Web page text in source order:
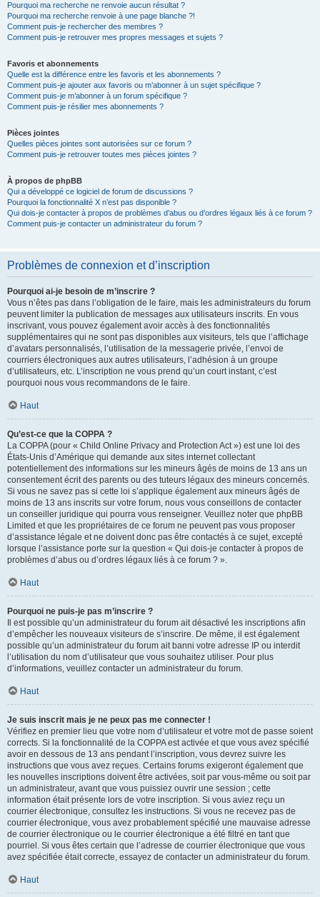
Pourquoi ma recherche ne renvoie aucun résultat ?
Pourquoi ma recherche renvoie à une page blanche ?!
Comment puis-je rechercher des membres ?
Comment puis-je retrouver mes propres messages et sujets ?
Favoris et abonnements
Quelle est la différence entre les favoris et les abonnements ?
Comment puis-je ajouter aux favoris ou m’abonner à un sujet spécifique ?
Comment puis-je m’abonner à un forum spécifique ?
Comment puis-je résilier mes abonnements ?
Pièces jointes
Quelles pièces jointes sont autorisées sur ce forum ?
Comment puis-je retrouver toutes mes pièces jointes ?
À propos de phpBB
Qui a développé ce logiciel de forum de discussions ?
Pourquoi la fonctionnalité X n’est pas disponible ?
Qui dois-je contacter à propos de problèmes d’abus ou d’ordres légaux liés à ce forum ?
Comment puis-je contacter un administrateur du forum ?
Problèmes de connexion et d’inscription
Pourquoi ai-je besoin de m’inscrire ?
Vous n’êtes pas dans l’obligation de le faire, mais les administrateurs du forum
peuvent limiter la publication de messages aux utilisateurs inscrits. En vous
inscrivant, vous pouvez également avoir accès à des fonctionnalités
supplémentaires qui ne sont pas disponibles aux visiteurs, tels que l’affichage
d’avatars personnalisés, l’utilisation de la messagerie privée, l’envoi de
courriers électroniques aux autres utilisateurs, l’adhésion à un groupe
d’utilisateurs, etc. L’inscription ne vous prend qu’un court instant, c’est
pourquoi nous vous recommandons de le faire.
Haut
Qu’est-ce que la COPPA ?
La COPPA (pour « Child Online Privacy and Protection Act ») est une loi des
États-Unis d’Amérique qui demande aux sites internet collectant
potentiellement des informations sur les mineurs âgés de moins de 13 ans un
consentement écrit des parents ou des tuteurs légaux des mineurs concernés.
Si vous ne savez pas si cette loi s’applique également aux mineurs âgés de
moins de 13 ans inscrits sur votre forum, nous vous conseillons de contacter
un conseiller juridique qui pourra vous renseigner. Veuillez noter que phpBB
Limited et que les propriétaires de ce forum ne peuvent pas vous proposer
d’assistance légale et ne doivent donc pas être contactés à ce sujet, excepté
lorsque l’assistance porte sur la question « Qui dois-je contacter à propos de
problèmes d’abus ou d’ordres légaux liés à ce forum ? ».
Haut
Pourquoi ne puis-je pas m’inscrire ?
Il est possible qu’un administrateur du forum ait désactivé les inscriptions afin
d’empêcher les nouveaux visiteurs de s’inscrire. De même, il est également
possible qu’un administrateur du forum ait banni votre adresse IP ou interdit
l’utilisation du nom d’utilisateur que vous souhaitez utiliser. Pour plus
d’informations, veuillez contacter un administrateur du forum.
Haut
Je suis inscrit mais je ne peux pas me connecter !
Vérifiez en premier lieu que votre nom d’utilisateur et votre mot de passe soient
corrects. Si la fonctionnalité de la COPPA est activée et que vous avez spécifié
avoir en dessous de 13 ans pendant l’inscription, vous devrez suivre les
instructions que vous avez reçues. Certains forums exigeront également que
les nouvelles inscriptions doivent être activées, soit par vous-même ou soit par
un administrateur, avant que vous puissiez ouvrir une session ; cette
information était présente lors de votre inscription. Si vous aviez reçu un
courrier électronique, consultez les instructions. Si vous ne recevez pas de
courrier électronique, vous avez probablement spécifié une mauvaise adresse
de courrier électronique ou le courrier électronique a été filtré en tant que
pourriel. Si vous êtes certain que l’adresse de courrier électronique que vous
avez spécifiée était correcte, essayez de contacter un administrateur du forum.
Haut